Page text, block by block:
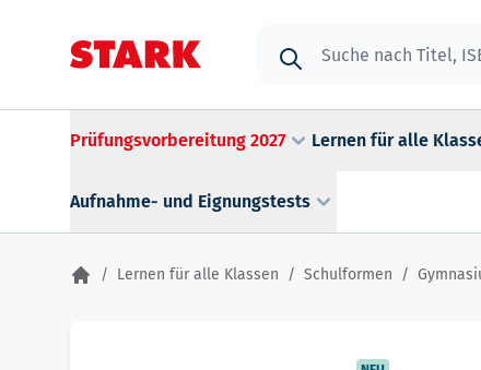
Prüfungsvorbereitung 2027 Lernen für alle
Aufnahme- und Eignungstests
/ Lernen für alle Klassen / Schulformen /